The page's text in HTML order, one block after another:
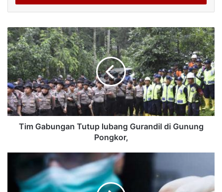
Tim Gabungan Tutup lubang Gurandil di Gunung
Pongkor,